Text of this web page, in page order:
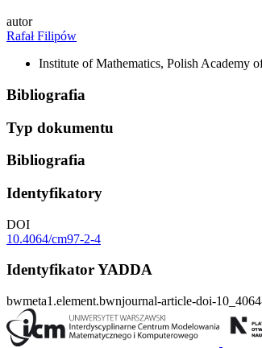
autor
Rafał Filipów
Institute of Mathematics, Polish Academy
Bibliografia
Typ dokumentu
Bibliografia
Identyfikatory
DOI
10.4064/cm97-2-4
Identyfikator YADDA
bwmeta1.element.bwnjournal-article-doi-